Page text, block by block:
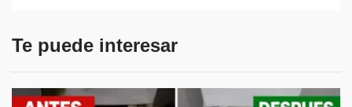
Te puede interesar